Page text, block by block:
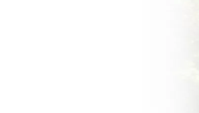
Il servizio di mobilità elettrica è gestito